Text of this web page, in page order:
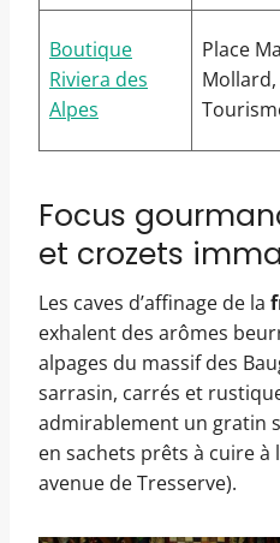
Boutique
Riviera des
Alpes
Place
Focus
et crozets
Les caves d’affinage de la
exhalent des arômes
alpages du massif des
sarrasin, carrés et
admirablement un gratin
en sachets prêts à cuire à
avenue de Tresserve).